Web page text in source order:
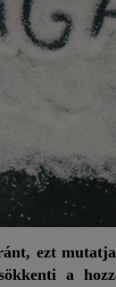
ezt
a